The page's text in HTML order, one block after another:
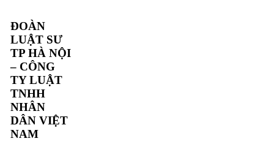
ĐOÀN
LUẬT SƯ
TP HÀ NỘI
– CÔNG
TY LUẬT
TNHH
NHÂN
DÂN VIỆT
NAM